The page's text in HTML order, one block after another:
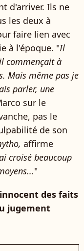
d'arriver. Ils ne
les deux à
faire lien avec
à l'époque. "Il
commençait à
Mais même pas je
parler, une
sur le
pas le
de son
affirme
croisé beaucoup
"
des faits
jugement